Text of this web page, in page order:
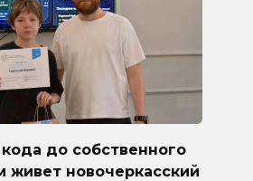
до собственного
живет новочеркасский